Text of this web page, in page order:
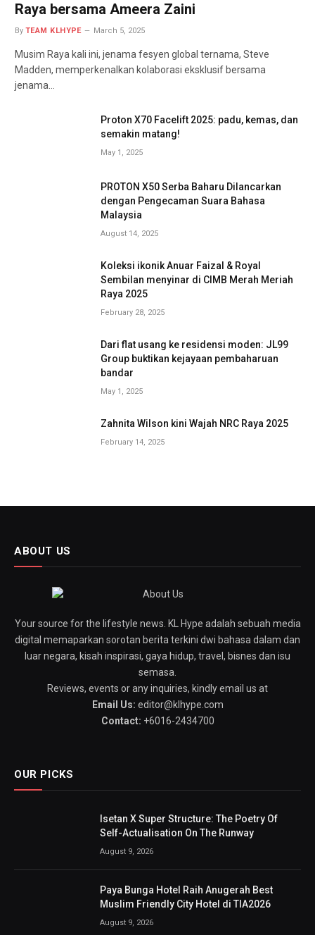
Raya bersama Ameera Zaini
By TEAM KLHYPE March 5, 2025
Musim Raya kali ini, jenama fesyen global ternama, Steve
Madden, memperkenalkan kolaborasi eksklusif bersama
jenama…
Proton X70 Facelift 2025: padu, kemas, dan
semakin matang!
May 1, 2025
PROTON X50 Serba Baharu Dilancarkan
dengan Pengecaman Suara Bahasa
Malaysia
August 14, 2025
Koleksi ikonik Anuar Faizal & Royal
Sembilan menyinar di CIMB Merah Meriah
Raya 2025
February 28, 2025
Dari flat usang ke residensi moden: JL99
Group buktikan kejayaan pembaharuan
bandar
May 1, 2025
Zahnita Wilson kini Wajah NRC Raya 2025
February 14, 2025
ABOUT US
Your source for the lifestyle news. KL Hype adalah sebuah media
digital memaparkan sorotan berita terkini dwi bahasa dalam dan
luar negara, kisah inspirasi, gaya hidup, travel, bisnes dan isu
semasa.
Reviews, events or any inquiries, kindly email us at
Email Us: editor@klhype.com
Contact: +6016-2434700
OUR PICKS
Isetan X Super Structure: The Poetry Of
Self-Actualisation On The Runway
August 9, 2026
Paya Bunga Hotel Raih Anugerah Best
Muslim Friendly City Hotel di TIA2026
August 9, 2026